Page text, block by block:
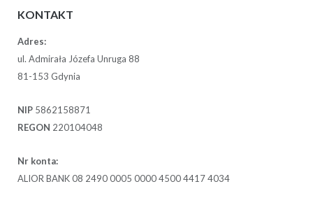
KONTAKT
Adres:
ul. Admirała Józefa Unruga 88
81-153 Gdynia
NIP 5862158871
REGON 220104048
Nr konta:
ALIOR BANK 08 2490 0005 0000 4500 4417 4034